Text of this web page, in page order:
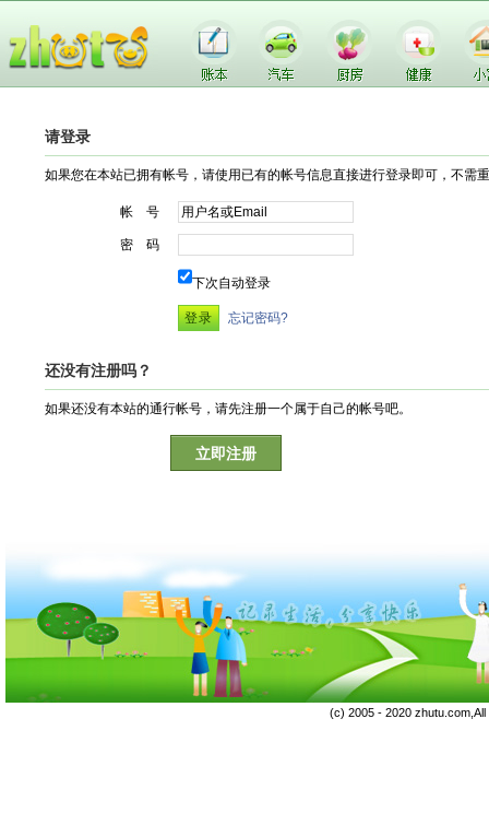
请登录
如果您在本站已拥有帐号，请使用已有的帐号信息直接进行登录即可，不需
帐 号
密 码
下次自动登录
忘记密码?
还没有注册吗？
如果还没有本站的通行帐号，请先注册一个属于自己的帐号吧。
立即注册
(c) 2005 - 2020